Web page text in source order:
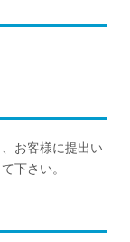
お客様に提出い
下さい。